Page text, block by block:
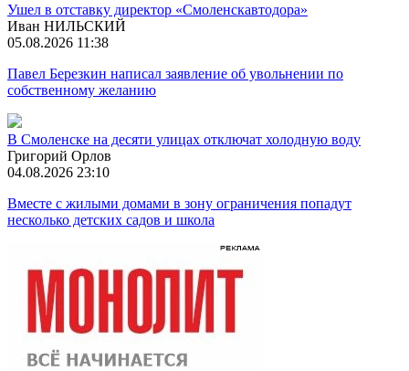
Ушел в отставку директор «Смоленскавтодора»
Иван НИЛЬСКИЙ
05.08.2026 11:38
Павел Березкин написал заявление об увольнении по
собственному желанию
В Смоленске на десяти улицах отключат холодную воду
Григорий Орлов
04.08.2026 23:10
Вместе с жилыми домами в зону ограничения попадут
несколько детских садов и школа